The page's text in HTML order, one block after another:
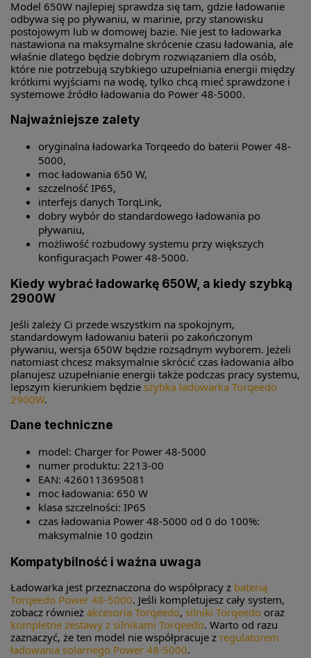
Model 650W najlepiej sprawdza się tam, gdzie ładowanie
odbywa się po pływaniu, w marinie, przy stanowisku
postojowym lub w domowej bazie. Nie jest to ładowarka
nastawiona na maksymalne skrócenie czasu ładowania, ale
właśnie dlatego będzie dobrym rozwiązaniem dla osób,
które nie potrzebują szybkiego uzupełniania energii między
krótkimi wyjściami na wodę, tylko chcą mieć sprawdzone i
systemowe źródło ładowania do Power 48-5000.
Najważniejsze zalety
oryginalna ładowarka Torqeedo do baterii Power 48-
5000,
moc ładowania 650 W,
szczelność IP65,
interfejs danych TorqLink,
dobry wybór do standardowego ładowania po
pływaniu,
możliwość rozbudowy systemu przy większych
konfiguracjach Power 48-5000.
Kiedy wybrać ładowarkę 650W, a kiedy szybką
2900W
Jeśli zależy Ci przede wszystkim na spokojnym,
standardowym ładowaniu baterii po zakończonym
pływaniu, wersja 650W będzie rozsądnym wyborem. Jeżeli
natomiast chcesz maksymalnie skrócić czas ładowania albo
planujesz uzupełnianie energii także podczas pracy systemu,
lepszym kierunkiem będzie szybka ładowarka Torqeedo
2900W.
Dane techniczne
model: Charger for Power 48-5000
numer produktu: 2213-00
EAN: 4260113695081
moc ładowania: 650 W
klasa szczelności: IP65
czas ładowania Power 48-5000 od 0 do 100%:
maksymalnie 10 godzin
Kompatybilność i ważna uwaga
Ładowarka jest przeznaczona do współpracy z baterią
Torqeedo Power 48-5000. Jeśli kompletujesz cały system,
zobacz również akcesoria Torqeedo, silniki Torqeedo oraz
kompletne zestawy z silnikami Torqeedo. Warto od razu
zaznaczyć, że ten model nie współpracuje z regulatorem
ładowania solarnego Power 48-5000.